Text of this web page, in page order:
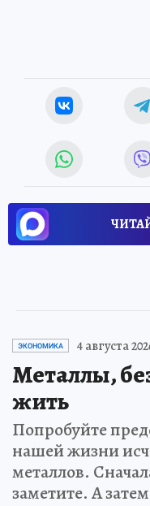
ЭКОНОМИКА 4 августа
Металлы,
жить
Попробуйте
нашей жизни
металлов.
заметите. А